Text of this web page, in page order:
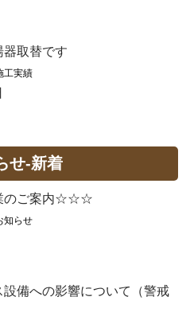
器取替です
工実績
せ-新着
ご案内☆☆☆
知らせ
設備への影響について（警戒